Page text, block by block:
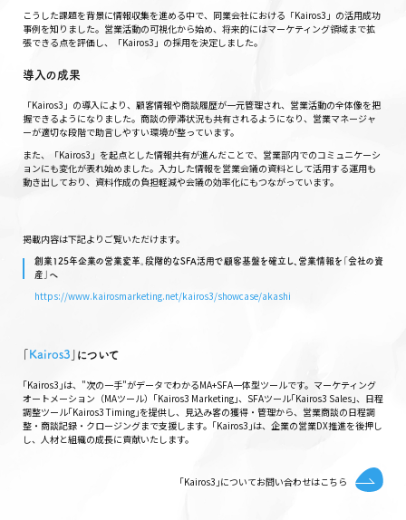
こうした課題を背景に情報収集を進める中で、同業会社における「Kairos3」の活用成功
事例を知りました。営業活動の可視化から始め、将来的にはマーケティング領域まで拡
張できる点を評価し、「Kairos3」の採用を決定しました。
導入の成果
「Kairos3」の導入により、顧客情報や商談履歴が一元管理され、営業活動の全体像を把
握できるようになりました。商談の停滞状況も共有されるようになり、営業マネージャ
ーが適切な段階で助言しやすい環境が整っています。
また、「Kairos3」を起点とした情報共有が進んだことで、営業部内でのコミュニケーシ
ョンにも変化が表れ始めました。入力した情報を営業会議の資料として活用する運用も
動き出しており、資料作成の負担軽減や会議の効率化にもつながっています。
掲載内容は下記よりご覧いただけます。
創業125年企業の営業変革。段階的なSFA活用で顧客基盤を確立し、営業情報を「会社の資
産」へ
https://www.kairosmarketing.net/kairos3/showcase/akashi
Kairos3 ｣について
｢Kairos3｣は、"次の一手"がデータでわかるMA+SFA一体型ツールです。マーケティング
オートメーション（MAツール）｢Kairos3 Marketing｣、SFAツール｢Kairos3 Sales｣、日程
調整ツール｢Kairos3 Timing｣を提供し、見込み客の獲得・管理から、営業商談の日程調
整・商談記録・クロージングまで支援します。｢Kairos3｣は、企業の営業DX推進を後押し
し、人材と組織の成長に貢献いたします。
｢Kairos3｣についてお問い合わせはこちら